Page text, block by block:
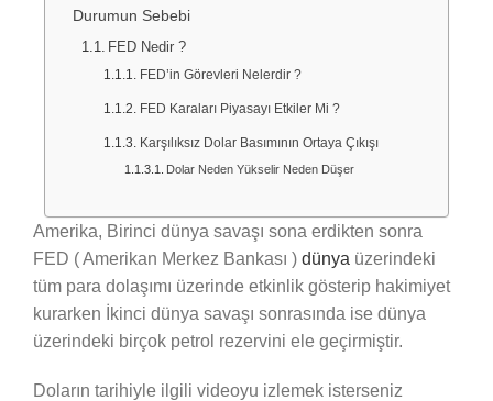
Durumun Sebebi
FED Nedir ?
FED’in Görevleri Nelerdir ?
FED Karaları Piyasayı Etkiler Mi ?
Karşılıksız Dolar Basımının Ortaya Çıkışı
Dolar Neden Yükselir Neden Düşer
Amerika, Birinci dünya savaşı sona erdikten sonra
FED ( Amerikan Merkez Bankası ) dünya üzerindeki
tüm para dolaşımı üzerinde etkinlik gösterip hakimiyet
kurarken İkinci dünya savaşı sonrasında ise dünya
üzerindeki birçok petrol rezervini ele geçirmiştir.
Doların tarihiyle ilgili videoyu izlemek isterseniz